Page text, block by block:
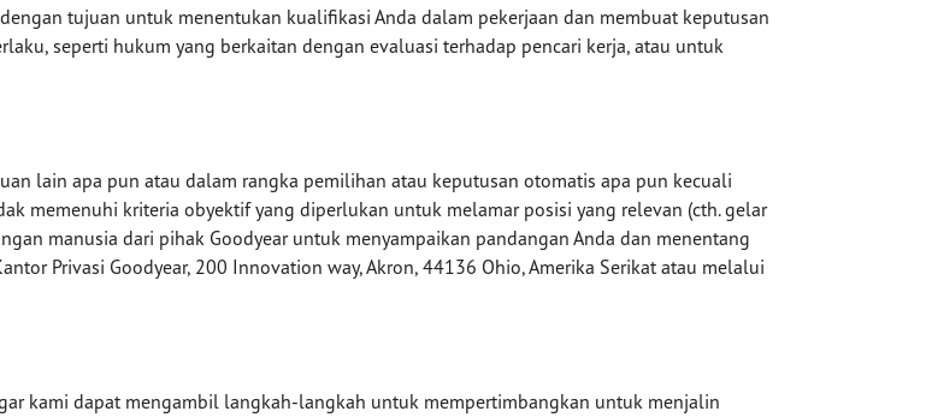
tujuan untuk menentukan kualifikasi Anda dalam pekerjaan dan membuat keputusan
seperti hukum yang berkaitan dengan evaluasi terhadap pencari kerja, atau untuk
lain apa pun atau dalam rangka pemilihan atau keputusan otomatis apa pun kecuali
memenuhi kriteria obyektif yang diperlukan untuk melamar posisi yang relevan (cth. gelar
manusia dari pihak Goodyear untuk menyampaikan pandangan Anda dan menentang
Privasi Goodyear, 200 Innovation way, Akron, 44136 Ohio, Amerika Serikat atau melalui
kami dapat mengambil langkah-langkah untuk mempertimbangkan untuk menjalin